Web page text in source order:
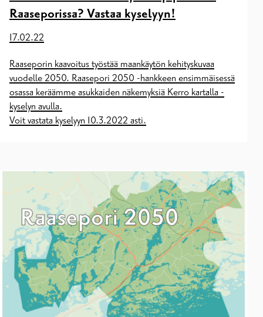
Raaseporissa? Vastaa kyselyyn!
17.02.22
Raaseporin kaavoitus työstää maankäytön kehityskuvaa
vuodelle 2050. Raasepori 2050 -hankkeen ensimmäisessä
osassa keräämme asukkaiden näkemyksiä Kerro kartalla -
kyselyn avulla.
Voit vastata kyselyyn 10.3.2022 asti.